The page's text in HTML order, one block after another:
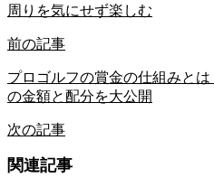
周りを気にせず楽しむ
前の記事
プロゴルフの賞金の仕組みと
の金額と配分を大公開
次の記事
関連記事